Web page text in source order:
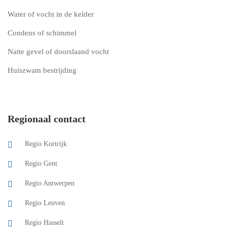
Water of vocht in de kelder
Condens of schimmel
Natte gevel of doorslaand vocht
Huiszwam bestrijding
Regionaal contact
Regio Kortrijk
Regio Gent
Regio Antwerpen
Regio Leuven
Regio Hasselt